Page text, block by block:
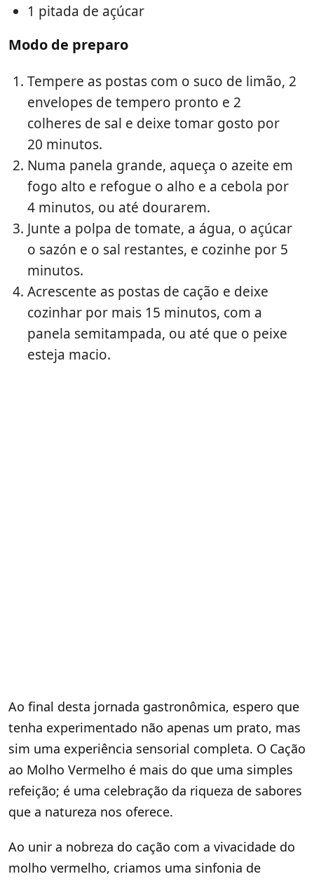
1 pitada de açúcar
Modo de preparo
Tempere as postas com o suco de limão, 2
envelopes de tempero pronto e 2
colheres de sal e deixe tomar gosto por
20 minutos.
Numa panela grande, aqueça o azeite em
fogo alto e refogue o alho e a cebola por
4 minutos, ou até dourarem.
Junte a polpa de tomate, a água, o açúcar
o sazón e o sal restantes, e cozinhe por 5
minutos.
Acrescente as postas de cação e deixe
cozinhar por mais 15 minutos, com a
panela semitampada, ou até que o peixe
esteja macio.
Ao final desta jornada gastronômica, espero que
tenha experimentado não apenas um prato, mas
sim uma experiência sensorial completa. O Cação
ao Molho Vermelho é mais do que uma simples
refeição; é uma celebração da riqueza de sabores
que a natureza nos oferece.
Ao unir a nobreza do cação com a vivacidade do
molho vermelho, criamos uma sinfonia de